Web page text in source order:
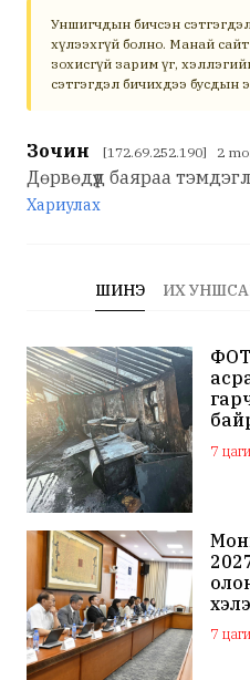
Уншигчдын бичсэн
хүлээхгүй болно. Манай
зохисгүй зарим үг,
сэтгэгдэл бичихдээ бусдын
Зочин [172.69.252.190] 2
Дөрвөдүүд баяраа
Хариулах
ШИНЭ ИХ
7
7